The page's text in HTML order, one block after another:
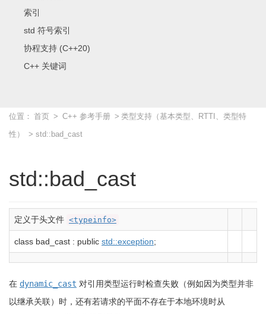
索引
std 符号索引
协程支持 (C++20)
C++ 关键词
位置： 首页 > C++ 参考手册 > 类型支持（基本类型、RTTI、类型特
性）
> std::bad_cast
std::bad_cast
定义于头文件 <typeinfo>
class bad_cast : public std::exception;
在 dynamic_cast 对引用类型运行时检查失败（例如因为类型并非
以继承关联）时，还有若请求的平面不存在于本地环境时从